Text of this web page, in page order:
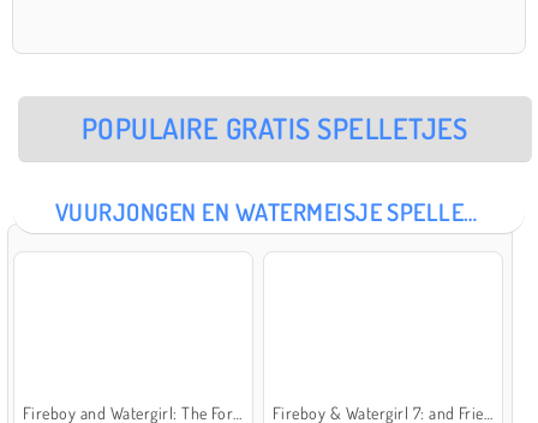
POPULAIRE GRATIS SPELLETJES
VUURJONGEN EN WATERMEISJE SPELLETJES